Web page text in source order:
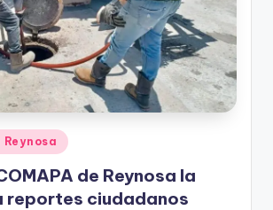
de Reynosa la
reportes ciudadanos